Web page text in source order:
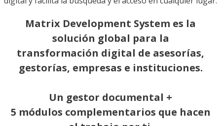
Matrix Development System es la
solución global para la
transformación digital de asesorías,
gestorías, empresas e instituciones.
Un gestor documental +
5 módulos complementarios que hacen